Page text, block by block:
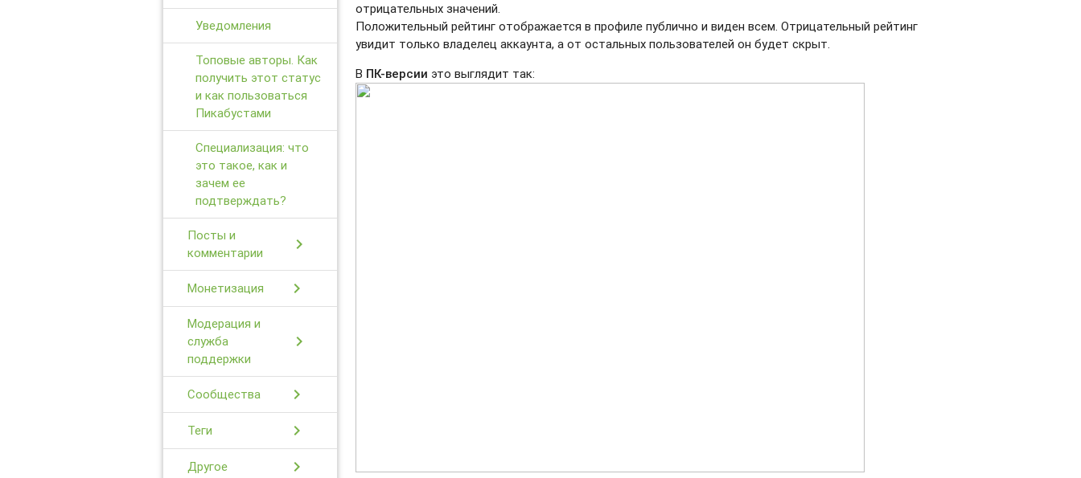
Уведомления
Топовые авторы. Как
получить этот статус
и как пользоваться
Пикабустами
Специализация: что
это такое, как и
зачем ее
подтверждать?
Посты и
комментарии
chevron_right
Монетизация chevron_right
Модерация и
служба
поддержки
chevron_right
Сообщества chevron_right
Теги chevron_right
Другое chevron_right
отрицательных значений.
Положительный рейтинг отображается в профиле публично и виден всем. Отрицательный рейтинг
увидит только владелец аккаунта, а от остальных пользователей он будет скрыт.
В ПК-версии это выглядит так: